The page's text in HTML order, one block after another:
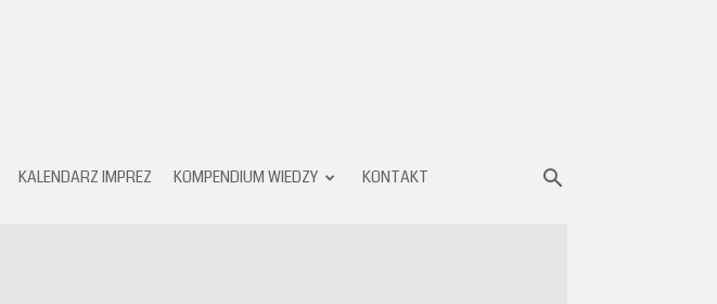
KALENDARZ IMPREZ KOMPENDIUM WIEDZY KONTAKT